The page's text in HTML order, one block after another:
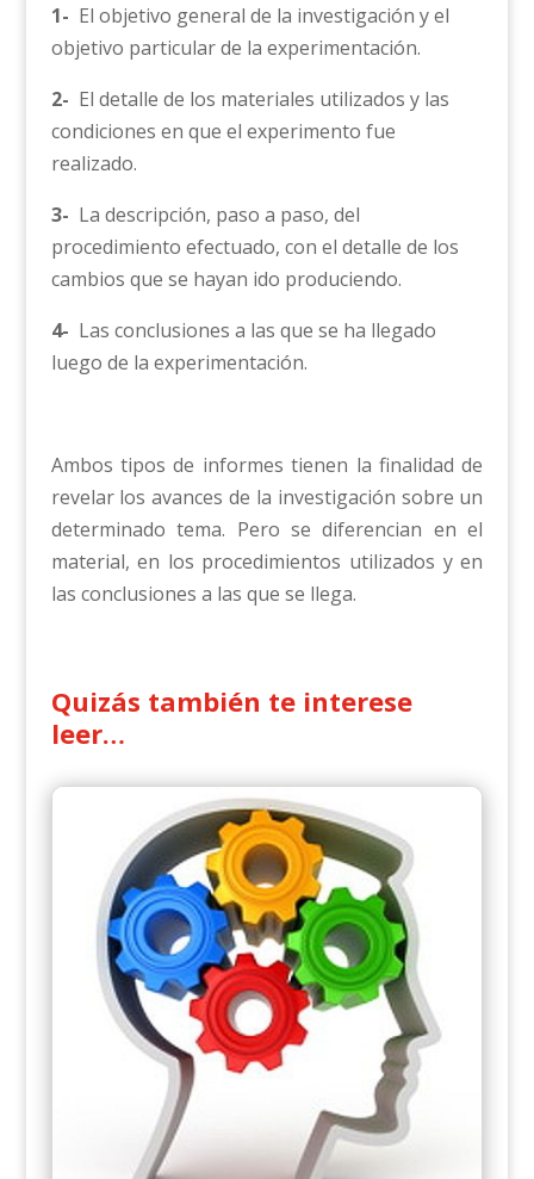
1- El objetivo general de la investigación y el
objetivo particular de la experimentación.
2- El detalle de los materiales utilizados y las
condiciones en que el experimento fue
realizado.
3- La descripción, paso a paso, del
procedimiento efectuado, con el detalle de los
cambios que se hayan ido produciendo.
4- Las conclusiones a las que se ha llegado
luego de la experimentación.
Ambos tipos de informes tienen la finalidad de
revelar los avances de la investigación sobre un
determinado tema. Pero se diferencian en el
material, en los procedimientos utilizados y en
las conclusiones a las que se llega.
Quizás también te interese
leer…